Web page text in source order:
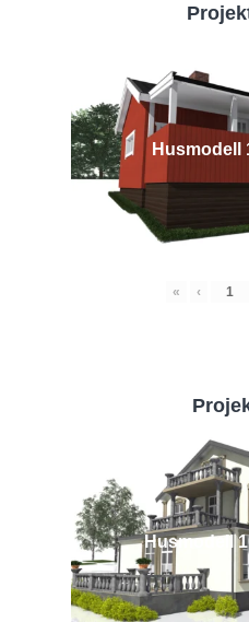
Husmodell
« ‹
Husmodell